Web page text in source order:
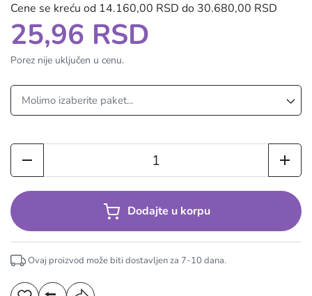
Cene se kreću od 14.160,00 RSD do 30.680,00 RSD
25,96 RSD
Porez nije uključen u cenu.
Dodajte u korpu
Ovaj proizvod može biti dostavljen za 7-10 dana.